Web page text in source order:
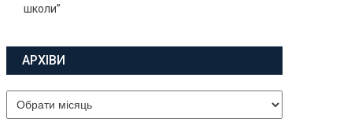
школи”
АРХІВИ
Архіви